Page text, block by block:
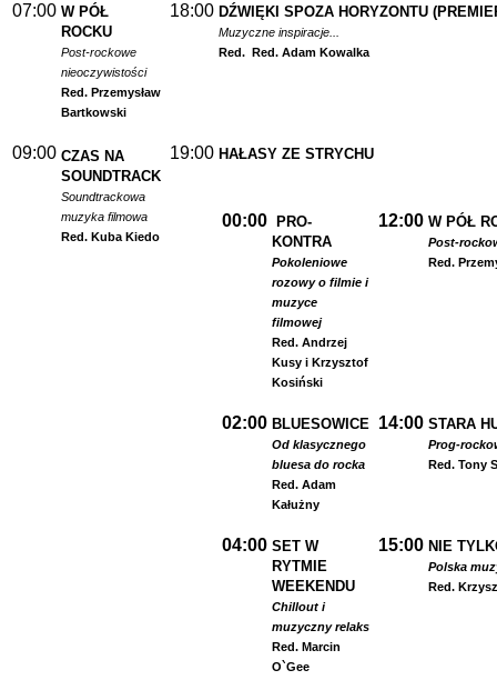
07:00 W PÓŁ
ROCKU
Post-rockowe
nieoczywistości
Red. Przemysław
Bartkowski
18:00 DŹWIĘKI SPOZA HORYZONTU
Muzyczne inspiracje...
Red. Red. Adam Kowalka
09:00 CZAS NA
SOUNDTRACK
Soundtrackowa
muzyka filmowa
Red. Kuba Kiedo
19:00 HAŁASY ZE STRYCHU
00:00
PRO-
KONTRA
Pokoleniowe
rozowy o filmie i
muzyce
filmowej
Red. Andrzej
Kusy i Krzysztof
Kosiński
12:00 W PÓŁ
Post-
Red.
02:00 BLUESOWICE
Od klasycznego
bluesa do rocka
Red. Adam
Kałużny
14:00 STARA
Prog-
Red. Tony
04:00 SET W
RYTMIE
WEEKENDU
Chillout i
muzyczny relaks
Red. Marcin
O`Gee
15:00 NIE
Polska
Red.